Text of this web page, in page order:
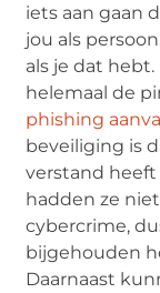
iets aan gaan
jou als
als je dat
helemaal de
phishing
beveiliging is
verstand
hadden ze
cybercrime,
bijgehouden
Daarnaast